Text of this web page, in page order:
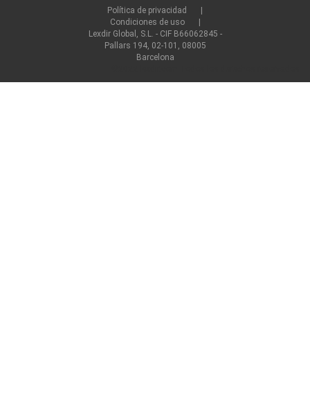
Política de privacidad
Condiciones de uso
Lexdir Global, S.L. - CIF B66062845 -
Pallars 194, 02-101, 08005
Barcelona